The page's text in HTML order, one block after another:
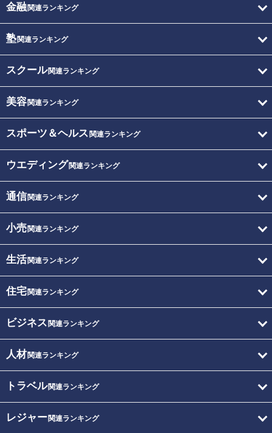
金融関連ランキング
塾関連ランキング
スクール関連ランキング
美容関連ランキング
スポーツ＆ヘルス 関連ランキング
ウエディング関連ランキング
通信関連ランキング
小売関連ランキング
生活関連ランキング
住宅関連ランキング
ビジネス 関連ランキング
人材関連ランキング
トラベル関連ランキング
レジャー関連ランキング